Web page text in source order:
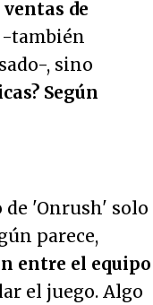
de
-también
, sino
Según
de 'Onrush' solo
parece,
entre el equipo
el juego. Algo